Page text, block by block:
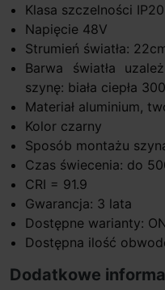
Klasa szczelności IP20
Napięcie 48V
Strumień światła:
Barwa światła
szynę: biała ciepła
Materiał aluminium,
Kolor czarny
Sposób montażu
Czas świecenia: do
CRI = 91.9
Gwarancja: 3 lata
Dostępne warianty:
Dostępna ilość
Dodatkowe